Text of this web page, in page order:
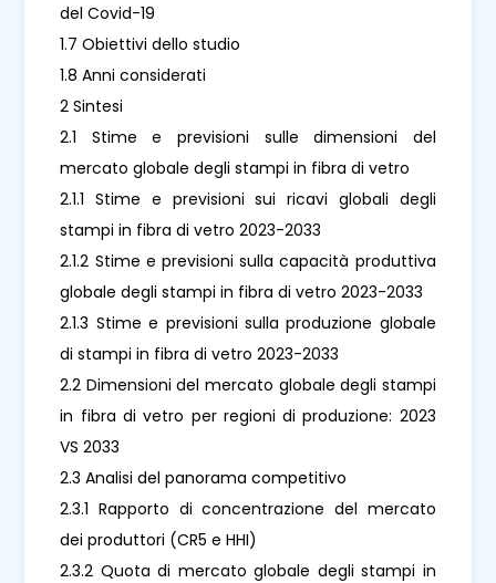
del Covid-19
1.7 Obiettivi dello studio
1.8 Anni considerati
2 Sintesi
2.1 Stime e previsioni sulle dimensioni del
mercato globale degli stampi in fibra di vetro
2.1.1 Stime e previsioni sui ricavi globali degli
stampi in fibra di vetro 2023-2033
2.1.2 Stime e previsioni sulla capacità produttiva
globale degli stampi in fibra di vetro 2023-2033
2.1.3 Stime e previsioni sulla produzione globale
di stampi in fibra di vetro 2023-2033
2.2 Dimensioni del mercato globale degli stampi
in fibra di vetro per regioni di produzione: 2023
VS 2033
2.3 Analisi del panorama competitivo
2.3.1 Rapporto di concentrazione del mercato
dei produttori (CR5 e HHI)
2.3.2 Quota di mercato globale degli stampi in